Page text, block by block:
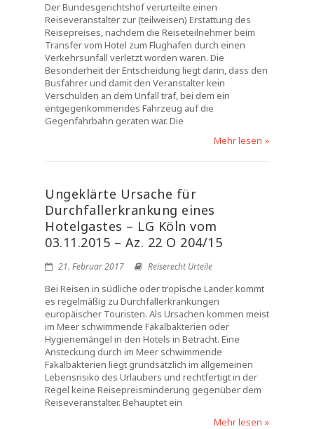
Der Bundesgerichtshof verurteilte einen
Reiseveranstalter zur (teilweisen) Erstattung des
Reisepreises, nachdem die Reiseteilnehmer beim
Transfer vom Hotel zum Flughafen durch einen
Verkehrsunfall verletzt worden waren. Die
Besonderheit der Entscheidung liegt darin, dass den
Busfahrer und damit den Veranstalter kein
Verschulden an dem Unfall traf, bei dem ein
entgegenkommendes Fahrzeug auf die
Gegenfahrbahn geraten war. Die
Mehr lesen »
Ungeklärte Ursache für
Durchfallerkrankung eines
Hotelgastes – LG Köln vom
03.11.2015 – Az. 22 O 204/15
21. Februar 2017 Reiserecht Urteile
Bei Reisen in südliche oder tropische Länder kommt
es regelmäßig zu Durchfallerkrankungen
europäischer Touristen. Als Ursachen kommen meist
im Meer schwimmende Fäkalbakterien oder
Hygienemängel in den Hotels in Betracht. Eine
Ansteckung durch im Meer schwimmende
Fäkalbakterien liegt grundsätzlich im allgemeinen
Lebensrisiko des Urlaubers und rechtfertigt in der
Regel keine Reisepreisminderung gegenüber dem
Reiseveranstalter. Behauptet ein
Mehr lesen »